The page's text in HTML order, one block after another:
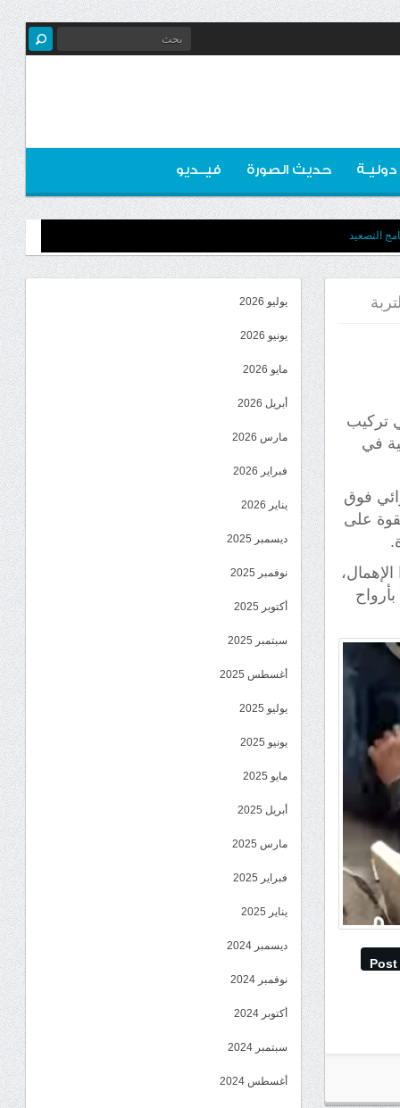
دوليـة حديث الصورة فيــديو
التصعيد
تركيب
في
فوق
على
Post
يوليو 2026
يونيو 2026
مايو 2026
أبريل 2026
مارس 2026
فبراير 2026
يناير 2026
ديسمبر 2025
نوفمبر 2025
أكتوبر 2025
سبتمبر 2025
أغسطس 2025
يوليو 2025
يونيو 2025
مايو 2025
أبريل 2025
مارس 2025
فبراير 2025
يناير 2025
ديسمبر 2024
نوفمبر 2024
أكتوبر 2024
سبتمبر 2024
أغسطس 2024